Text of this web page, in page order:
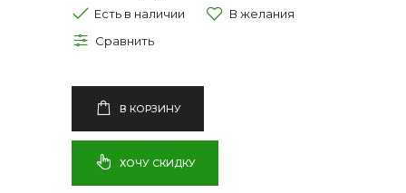
Есть в наличии
В КОРЗИНУ
ХОЧУ СКИДКУ